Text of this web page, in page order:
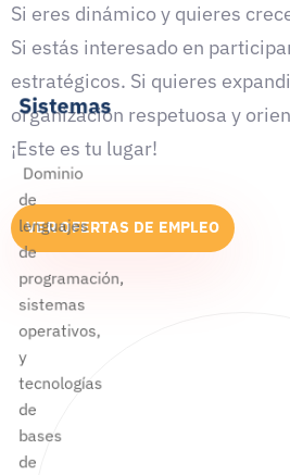
Si eres dinámico y quieres
Si estás interesado en
estratégicos. Si quieres
organización respetuosa y
¡Este es tu lugar!
VER OFERTAS DE EMPLEO
Sistemas
Dominio
de
lenguajes
de
programación,
sistemas
operativos,
y
tecnologías
de
bases
de